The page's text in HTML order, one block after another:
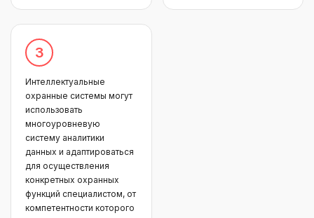
Интеллектуальные
охранные системы могут
использовать
многоуровневую
систему аналитики
данных и адаптироваться
для осуществления
конкретных охранных
функций специалистом, от
компетентности которого